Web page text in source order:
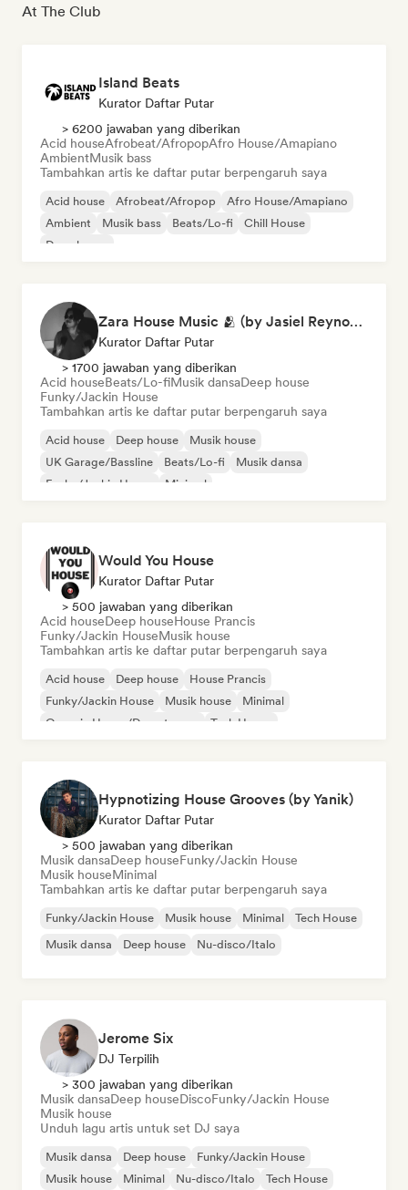
At The Club
Island Beats
Kurator Daftar Putar
> 6200 jawaban yang diberikan
Acid houseAfrobeat/AfropopAfro House/Amapiano
AmbientMusik bass
Tambahkan artis ke daftar putar berpengaruh saya
Acid house Afrobeat/Afropop
Afro House/Amapiano
Ambient
Musik bass Beats/Lo-fi
Chill House
Deep house
Zara House Music 🫂 (by Jasiel Reynoso)
Kurator Daftar Putar
> 1700 jawaban yang diberikan
Acid houseBeats/Lo-fiMusik dansaDeep house
Funky/Jackin House
Tambahkan artis ke daftar putar berpengaruh saya
Acid house Deep house
Musik house
UK Garage/Bassline
Beats/Lo-fi
Musik dansa
Funky/Jackin House
Minimal
Would You House
Kurator Daftar Putar
> 500 jawaban yang diberikan
Acid houseDeep houseHouse Prancis
Funky/Jackin HouseMusik house
Tambahkan artis ke daftar putar berpengaruh saya
Acid house Deep house
House Prancis
Funky/Jackin House
Musik house
Minimal
Organic House/Downtempo
Tech House
Hypnotizing House Grooves (by Yanik)
Kurator Daftar Putar
> 500 jawaban yang diberikan
Musik dansaDeep houseFunky/Jackin House
Musik houseMinimal
Tambahkan artis ke daftar putar berpengaruh saya
Funky/Jackin House Musik house Minimal
Tech House
Musik dansa
Deep house Nu-disco/Italo
Jerome Six
DJ Terpilih
> 300 jawaban yang diberikan
Musik dansaDeep houseDiscoFunky/Jackin House
Musik house
Unduh lagu artis untuk set DJ saya
Musik dansa Deep house
Funky/Jackin House
Musik house
Minimal Nu-disco/Italo
Tech House